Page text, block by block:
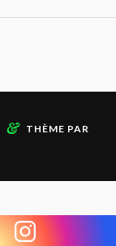
&
THÈME PAR